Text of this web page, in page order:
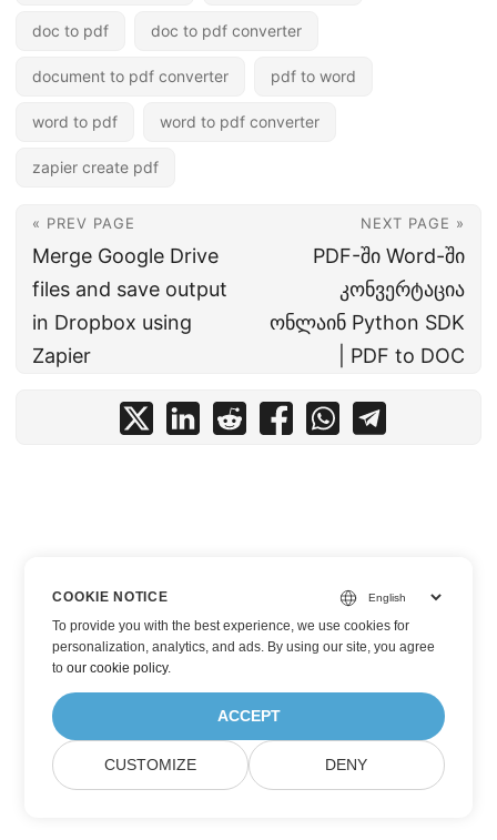
doc to pdf doc to pdf converter
document to pdf converter pdf to word
word to pdf word to pdf converter
zapier create pdf
« PREV PAGE
Merge Google Drive
files and save output
in Dropbox using
Zapier
NEXT PAGE »
PDF-ში Word-ში
კონვერტაცია
ონლაინ Python SDK
| PDF to DOC
COOKIE NOTICE
To provide you with the best experience, we use cookies for
personalization, analytics, and ads. By using our site, you agree
toour cookie policy.
ACCEPT
CUSTOMIZE DENY